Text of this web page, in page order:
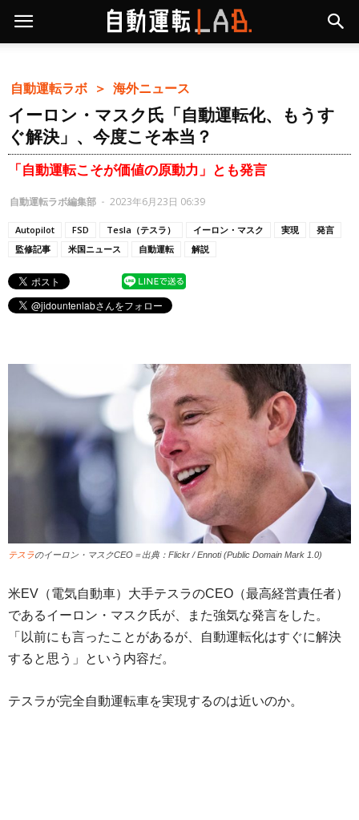
自動運転ラボ ＞ 海外ニュース
イーロン・マスク氏「自動運転化、もうす
ぐ解決」、今度こそ本当？
「自動運転こそが価値の原動力」とも発言
自動運転ラボ編集部 - 2023年6月23日 06:39
Autopilot FSD Tesla（テスラ） イーロン・マスク 実現
発言
監修記事
米国ニュース 自動運転 解説
テスラのイーロン・マスクCEO＝出典：Flickr / Ennoti (Public Domain Mark 1.0)
米EV（電気自動車）大手テスラのCEO（最高経営責任者）
であるイーロン・マスク氏が、また強気な発言をした。
「以前にも言ったことがあるが、自動運転化はすぐに解決
すると思う」という内容だ。
テスラが完全自動運転車を実現するのは近いのか。